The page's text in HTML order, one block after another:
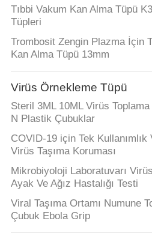
PRIVACY
POLICY
Tıbbi Vakum Kan Alma Tüpü
Tüpleri
Trombosit Zengin Plazma İçin
Kan Alma Tüpü 13mm
Virüs Örnekleme Tüpü
Steril 3ML 10ML Virüs
N Plastik Çubuklar
COVID-19 için Tek
Virüs Taşıma Koruması
Mikrobiyoloji Laboratuvarı
Ayak Ve Ağız Hastalığı Testi
Viral Taşıma Ortamı Numune
Çubuk Ebola Grip